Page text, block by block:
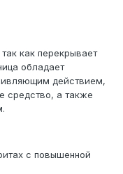
как перекрывает
обладает
действием,
средство, а также
с повышенной